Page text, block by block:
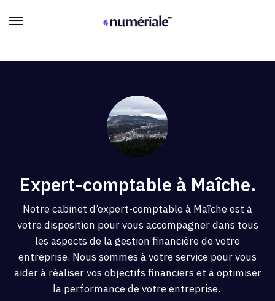
Expert-comptable à Maîche.
Notre cabinet d’expert-comptable à Maîche est à
votre disposition pour vous accompagner dans tous
les aspects de la gestion financière de votre
entreprise. Nous sommes à votre service pour vous
aider à réaliser vos objectifs financiers et à optimiser
la performance de votre entreprise.